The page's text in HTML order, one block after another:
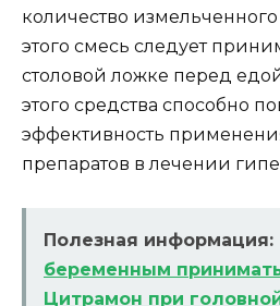
количество
этого смесь следует
столовой ложке перед
этого средства способно
эффективность
препаратов в лечении
Полезная информация:
беременным
Цитрамон при